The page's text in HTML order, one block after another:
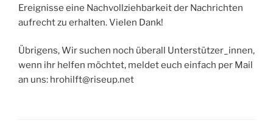
Ereignisse eine Nachvollziehbarkeit der Nachrichten
aufrecht zu erhalten. Vielen Dank!
Übrigens, Wir suchen noch überall Unterstützer_innen,
wenn ihr helfen möchtet, meldet euch einfach per Mail
an uns: hrohilft@riseup.net